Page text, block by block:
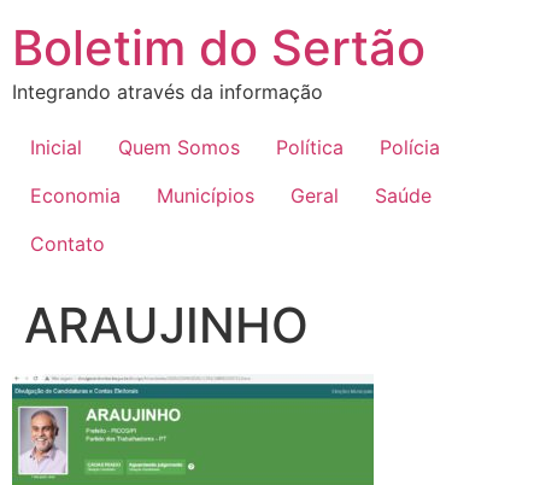
para
conteúdo
Boletim do Sertão
Integrando através da informação
Inicial Quem Somos Política
Polícia
Economia
Municípios Geral
Saúde
Contato
ARAUJINHO